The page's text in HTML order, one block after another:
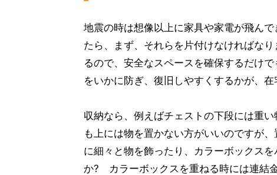
地震の時は想像以上に家具や家電が飛ん
たら、まず、それらを片付けなければな
るので、安全なスペースを確保するだけ
をいかに防ぎ、復旧しやすくするかが、
収納なら、例えばチェストの下段には重
も上には物を置かない方がいいのですが
に細々と物を飾ったり、カラーボックス
か? カラーボックスを重ねる時には連結